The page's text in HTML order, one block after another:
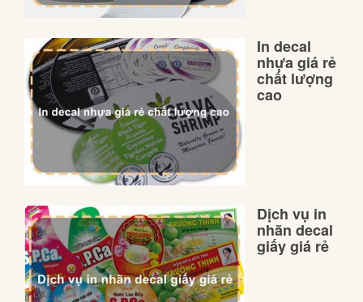
In decal
nhựa giá rẻ
chất lượng
cao
Dịch vụ in
nhãn decal
giấy giá rẻ